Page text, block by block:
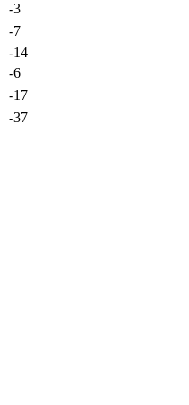
-3
-7
-14
-6
-17
-37